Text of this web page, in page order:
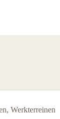
, Werkterreinen